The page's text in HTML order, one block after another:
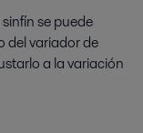
se puede
del variador de
a la variación